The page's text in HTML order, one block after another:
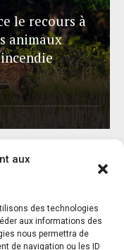
aux
des technologies
aux informations des
nous permettra de
de navigation ou les ID
le recours à
animaux
Hautes-
en janvier